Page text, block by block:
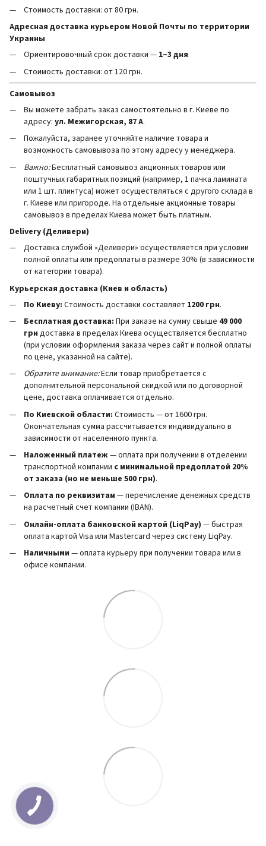
Стоимость доставки: от 80 грн.
Адресная доставка курьером Новой Почты по территории
Украины
Ориентировочный срок доставки — 1–3 дня
Стоимость доставки: от 120 грн.
Самовывоз
Вы можете забрать заказ самостоятельно в г. Киеве по
адресу: ул. Межигорская, 87 А.
Пожалуйста, заранее уточняйте наличие товара и
возможность самовывоза по этому адресу у менеджера.
Важно:Бесплатный самовывоз акционных товаров или
поштучных габаритных позиций (например, 1 пачка ламината
или 1 шт. плинтуса) может осуществляться с другого склада в
г. Киеве или пригороде. На отдельные акционные товары
самовывоз в пределах Киева может быть платным.
Delivery (Деливери)
Доставка службой «Деливери» осуществляется при условии
полной оплаты или предоплаты в размере 30% (в зависимости
от категории товара).
Курьерская доставка (Киев и область)
По Киеву: Стоимость доставки составляет 1200 грн.
Бесплатная доставка: При заказе на сумму свыше 49 000
грн доставка в пределах Киева осуществляется бесплатно
(при условии оформления заказа через сайт и полной оплаты
по цене, указанной на сайте).
Обратите внимание:Если товар приобретается с
дополнительной персональной скидкой или по договорной
цене, доставка оплачивается отдельно.
По Киевской области: Стоимость — от 1600 грн.
Окончательная сумма рассчитывается индивидуально в
зависимости от населенного пункта.
Наложенный платеж— оплата при получении в отделении
транспортной компании с минимальной предоплатой 20%
от заказа (но не меньше 500 грн).
Оплата по реквизитам — перечисление денежных средств
на расчетный счет компании (IBAN).
Онлайн-оплата банковской картой (LiqPay) — быстрая
оплата картой Visa или Mastercard через систему LiqPay.
Наличными — оплата курьеру при получении товара или в
офисе компании.